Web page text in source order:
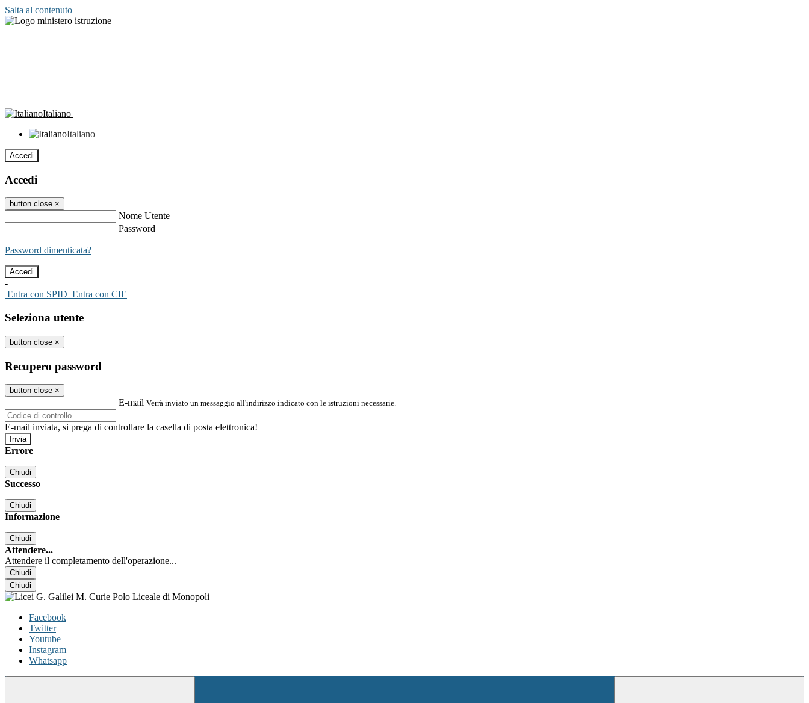
Salta al contenuto
Italiano
Italiano
Accedi
Accedi
button close ×
Nome Utente
Password
Password dimenticata?
-
Entra con SPID Entra con CIE
Seleziona utente
button close ×
Recupero password
button close ×
E-mail Verrà inviato un messaggio all'indirizzo indicato con le istruzioni necessarie.
E-mail inviata, si prega di controllare la casella di posta elettronica!
Errore
Chiudi
Successo
Chiudi
Informazione
Chiudi
Attendere...
Attendere il completamento dell'operazione...
Chiudi
Chiudi
Facebook
Twitter
Youtube
Instagram
Whatsapp